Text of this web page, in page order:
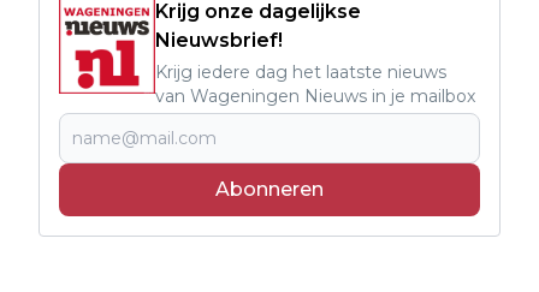
Krijg onze dagelijkse
Nieuwsbrief!
Krijg iedere dag het laatste nieuws
van Wageningen Nieuws in je mailbox
Abonneren